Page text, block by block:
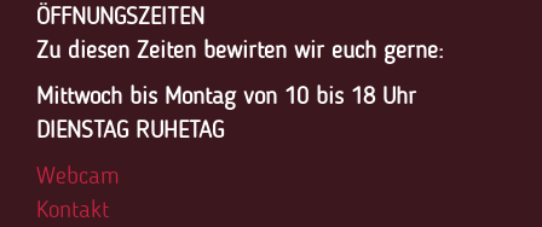
ÖFFNUNGSZEITEN
Zu diesen Zeiten bewirten wir euch gerne:
Mittwoch bis Montag von 10 bis 18 Uhr
DIENSTAG RUHETAG
Webcam
Kontakt